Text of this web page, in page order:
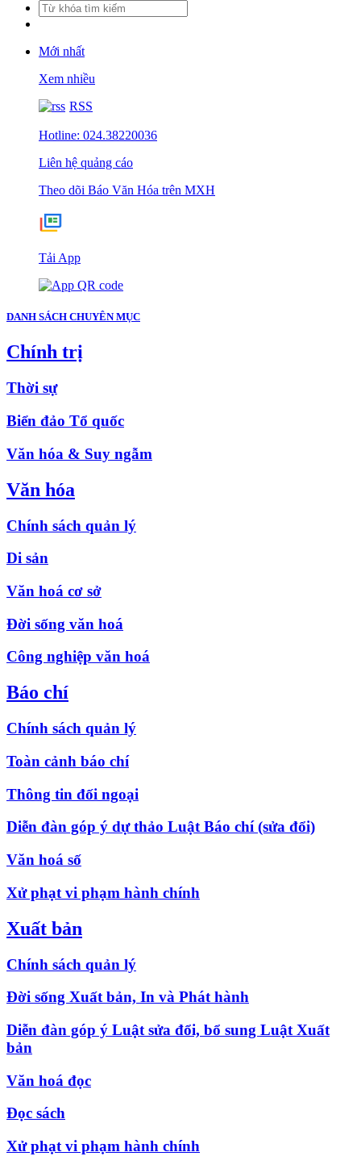
Mới nhất
Xem nhiều
RSS
Hotline: 024.38220036
Liên hệ quảng cáo
Theo dõi Báo Văn Hóa trên MXH
Tải App
DANH SÁCH CHUYÊN MỤC
Chính trị
Thời sự
Biển đảo Tổ quốc
Văn hóa & Suy ngẫm
Văn hóa
Chính sách quản lý
Di sản
Văn hoá cơ sở
Đời sống văn hoá
Công nghiệp văn hoá
Báo chí
Chính sách quản lý
Toàn cảnh báo chí
Thông tin đối ngoại
Diễn đàn góp ý dự thảo Luật Báo chí (sửa đổi)
Văn hoá số
Xử phạt vi phạm hành chính
Xuất bản
Chính sách quản lý
Đời sống Xuất bản, In và Phát hành
Diễn đàn góp ý Luật sửa đổi, bổ sung Luật Xuất
bản
Văn hoá đọc
Đọc sách
Xử phạt vi phạm hành chính